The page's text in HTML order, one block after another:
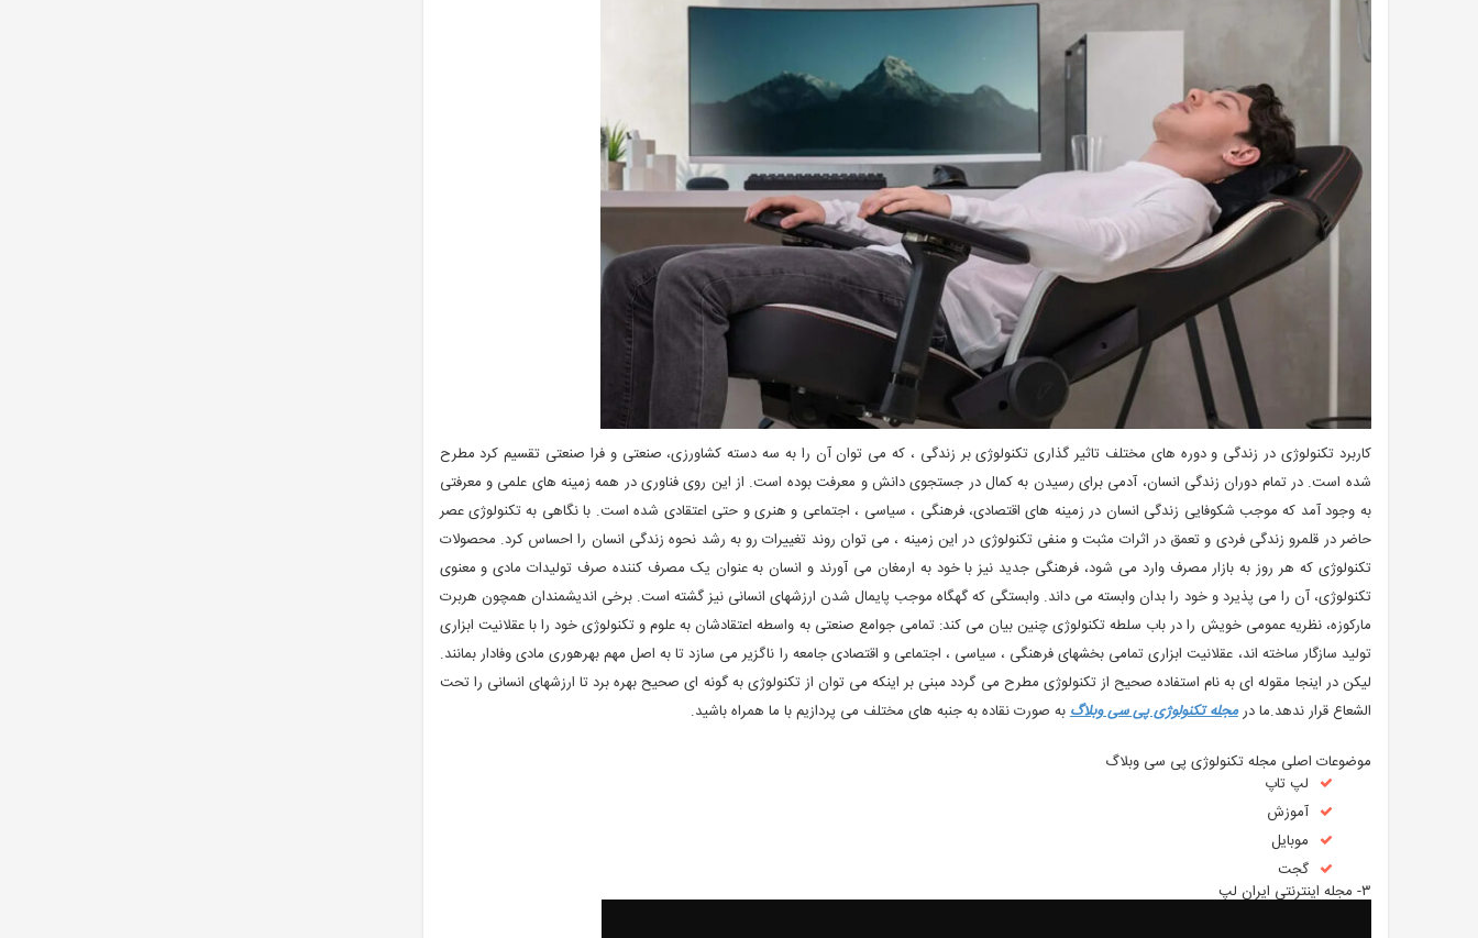
کاربرد تکنولوژی در زندگی و دوره های مختلف تاثیر گذاری تکنولوژی بر زندگی ، که می توان آن را به سه دسته کشاورزی، صنعتی و فرا صنعتی تقسیم کرد مطرح
شده است. در تمام دوران زندگی انسان، آدمی برای رسیدن به کمال در جستجوی دانش و معرفت بوده است. از این روی فناوری در همه زمینه های علمی و معرفتی
به وجود آمد که موجب شکوفایی زندگی انسان در زمینه های اقتصادی، فرهنگی ، سیاسی ، اجتماعی و هنری و حتی اعتقادی شده است. با نگاهی به تکنولوژی عصر
حاضر در قلمرو زندگی فردی و تعمق در اثرات مثبت و منفی تکنولوژی در این زمینه ، می توان روند تغییرات رو به رشد نحوه زندگی انسان را احساس کرد. محصولات
تکنولوژی که هر روز به بازار مصرف وارد می شود، فرهنگی جدید نیز با خود به ارمغان می آورند و انسان به عنوان یک مصرف کننده صرف تولیدات مادی و معنوی
تکنولوژی، آن را می پذیرد و خود را بدان وابسته می داند. وابستگی که گهگاه موجب پایمال شدن ارزشهای انسانی نیز گشته است. برخی اندیشمندان همچون هربرت
مارکوزه، نظریه عمومی خویش را در باب سلطه تکنولوژی چنین بیان می کند: تمامی جوامع صنعتی به واسطه اعتقادشان به علوم و تکنولوژی خود را با عقلانیت ابزاری
تولید سازگار ساخته اند، عقلانیت ابزاری تمامی بخشهای فرهنگی ، سیاسی ، اجتماعی و اقتصادی جامعه را ناگزیر می سازد تا به اصل مهم بهرهوری مادی وفادار بمانند.
لیکن در اینجا مقوله ای به نام استفاده صحیح از تکنولوژی مطرح می گردد مبنی بر اینکه می توان از تکنولوژی به گونه ای صحیح بهره برد تا ارزشهای انسانی را تحت
الشعاع قرار ندهد.ما درمجله تکنولوژی پی سی وبلاگبه صورت نقاده به جنبه های مختلف می پردازیم با ما همراه باشید.
موضوعات اصلی مجله تکنولوژی پی سی وبلاگ
لپ تاپ
آموزش
موبایل
گجت
۳- مجله اینترنتی ایران لپ